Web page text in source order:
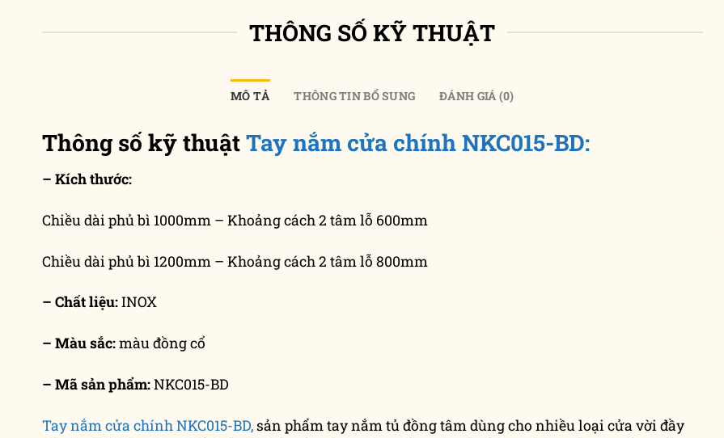
THÔNG SỐ KỸ THUẬT
MÔ TẢ THÔNG TIN BỔ SUNG ĐÁNH GIÁ (0)
Thông số kỹ thuậtTay nắm cửa chính NKC015-BD:
– Kích thước:
Chiều dài phủ bì 1000mm – Khoảng cách 2 tâm lỗ 600mm
Chiều dài phủ bì 1200mm – Khoảng cách 2 tâm lỗ 800mm
– Chất liệu:INOX
– Màu sắc:màu đồng cổ
– Mã sản phẩm:NKC015-BD
Tay nắm cửa chính NKC015-BD,sản phẩm tay nắm tủ đồng tâm dùng cho nhiều loại cửa vời đầy